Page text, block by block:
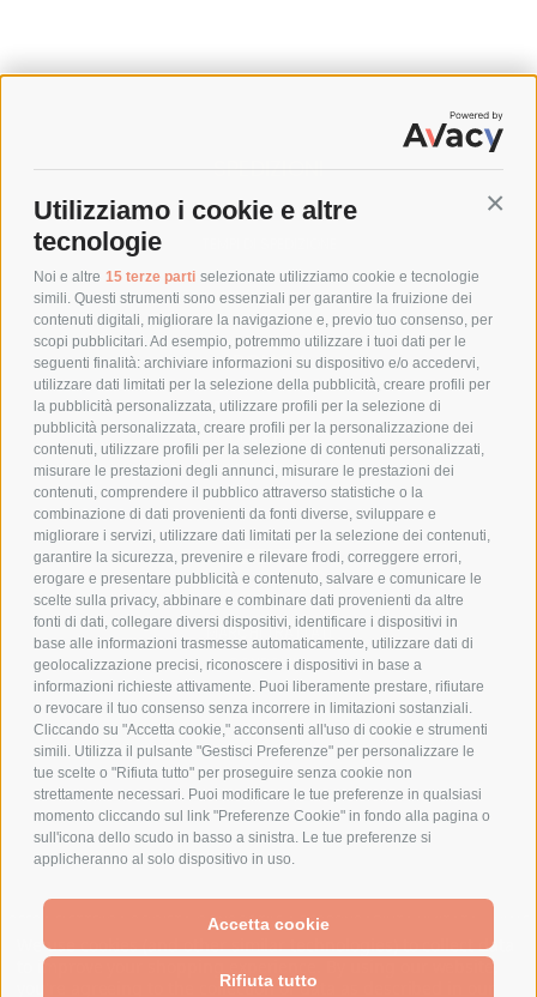
Utilizziamo i cookie e altre
tecnologie
Noi e altre 15 terze parti selezionate utilizziamo cookie e tecnologie
simili. Questi strumenti sono essenziali per garantire la fruizione dei
contenuti digitali, migliorare la navigazione e, previo tuo consenso, per
scopi pubblicitari. Ad esempio, potremmo utilizzare i tuoi dati per le
seguenti finalità: archiviare informazioni su dispositivo e/o accedervi,
utilizzare dati limitati per la selezione della pubblicità, creare profili per
la pubblicità personalizzata, utilizzare profili per la selezione di
pubblicità personalizzata, creare profili per la personalizzazione dei
contenuti, utilizzare profili per la selezione di contenuti personalizzati,
misurare le prestazioni degli annunci, misurare le prestazioni dei
contenuti, comprendere il pubblico attraverso statistiche o la
combinazione di dati provenienti da fonti diverse, sviluppare e
migliorare i servizi, utilizzare dati limitati per la selezione dei contenuti,
garantire la sicurezza, prevenire e rilevare frodi, correggere errori,
erogare e presentare pubblicità e contenuto, salvare e comunicare le
scelte sulla privacy, abbinare e combinare dati provenienti da altre
fonti di dati, collegare diversi dispositivi, identificare i dispositivi in
base alle informazioni trasmesse automaticamente, utilizzare dati di
geolocalizzazione precisi, riconoscere i dispositivi in base a
informazioni richieste attivamente. Puoi liberamente prestare, rifiutare
o revocare il tuo consenso senza incorrere in limitazioni sostanziali.
Cliccando su "Accetta cookie," acconsenti all'uso di cookie e strumenti
simili. Utilizza il pulsante "Gestisci Preferenze" per personalizzare le
tue scelte o "Rifiuta tutto" per proseguire senza cookie non
strettamente necessari. Puoi modificare le tue preferenze in qualsiasi
momento cliccando sul link "Preferenze Cookie" in fondo alla pagina o
sull'icona dello scudo in basso a sinistra. Le tue preferenze si
applicheranno al solo dispositivo in uso.
Accetta cookie
Rifiuta tutto
SPEDIZIONI
COSTI DI SPEDIZIONE
POLITICA DI RESO
POLICY
PRIVACY POLICY
COOKIE POLICY
PAGAMENTI SICURI
AZIENDA
CHI SIAMO
MARCHI TRATTATI
CONDOMINI
Bonifico
Bancario
SPESA ELETTRICA SOCIETA CONSORTILE A RESPONSABILITA LIMITATA - VIALE
MILANOFIORI, STRADA 4 - PALAZZO A5 20057, ASSAGO MILANO - PARTITA IVA
We use cookies (and other similar technologies) to collect data
to improve your shopping experience.
By using our website,
you're agreeing to the collection of data as described in our